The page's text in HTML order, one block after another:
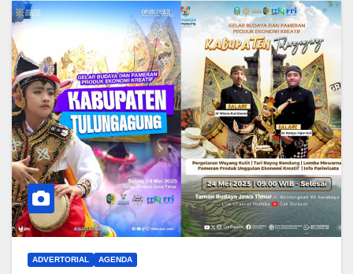
ADVERTORIAL AGENDA